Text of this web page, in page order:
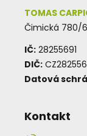
TOMAS
Čimická 780/
IČ: 28255691
DIČ:
Datová
Kontakt